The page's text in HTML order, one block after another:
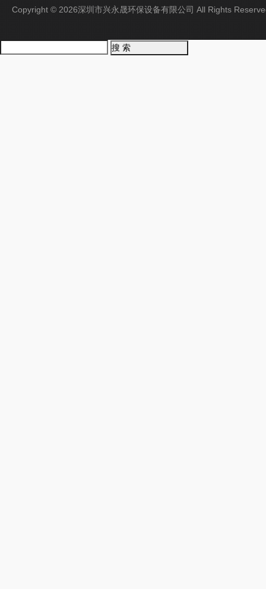
Copyright © 2026深圳市兴永晟环保设备有限公司 All Rights